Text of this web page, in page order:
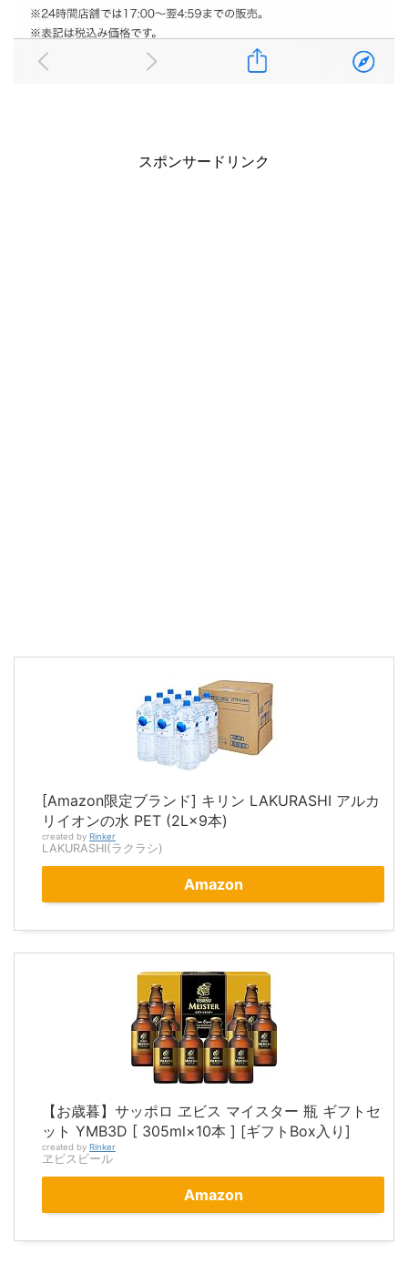
スポンサードリンク
[Amazon限定ブランド] キリン LAKURASHI アルカ
リイオンの水 PET (2L×9本)
created by Rinker
LAKURASHI(ラクラシ)
Amazon
【お歳暮】サッポロ ヱビス マイスター 瓶 ギフトセ
ット YMB3D [ 305ml×10本 ] [ギフトBox入り]
created by Rinker
ヱビスビール
Amazon